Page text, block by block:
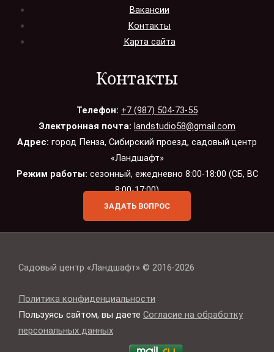
Вакансии
Контакты
Карта сайта
Контакты
Телефон: +7 (987) 504-73-55
Электронная почта: landstudio58@gmail.com
Адрес: город Пенза, Сибирский проезд, садовый центр
«Ландшафт»
Режим работы: сезонный, ежедневно 8:00-18:00 (СБ, ВС
8:00-17:00)
ЗАДАТЬ ВОПРОС
Садовый центр «Ландшафт» © 2016-2026
Политика конфиденциальности
Пользуясь сайтом, вы даете Согласие на обработку
персональных данных